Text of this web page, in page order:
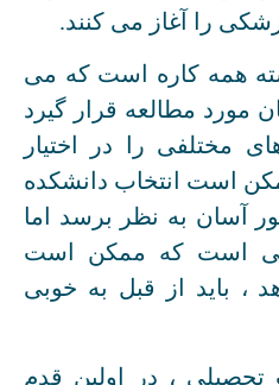
را آغاز می کنند.
همه کاره است که می
مورد مطالعه قرار گیرد
مختلفی را در اختیار
است انتخاب دانشکده
آسان به نظر برسد اما
است که ممکن است
، باید از قبل به خوبی
تحصیلی ، در اولین قدم